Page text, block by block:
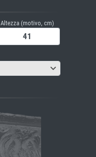
Altezza (motivo, cm)